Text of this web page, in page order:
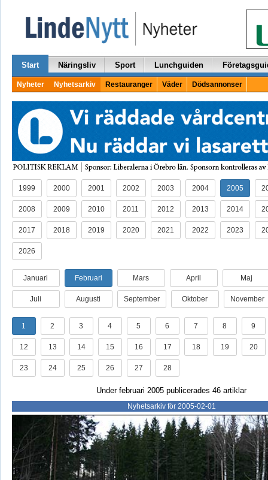
Start Näringsliv Sport Lunchguiden
Nyheter Nyhetsarkiv Restauranger Väder Dödsannonser
1999 2000 2001 2002 2003 2004 2005
2008 2009 2010 2011 2012 2013 2014
2017 2018 2019 2020 2021 2022 2023
2026
Januari Februari Mars April Maj
Juli Augusti September Oktober November
1 2 3 4 5 6 7 8 9
12 13 14 15 16 17 18 19 20
23 24 25 26 27 28
Under februari 2005 publicerades 46 artiklar
Nyhetsarkiv för 2005-02-01